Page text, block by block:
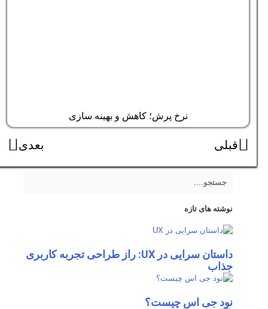
نرخ پرش؛ کاهش و بهینه سازی
قبلی
قبلی بعدی
نوشته های تازه
داستان سرایی در UX: راز طراحی تجربه کاربری
جذاب
نود جی اس چیست؟